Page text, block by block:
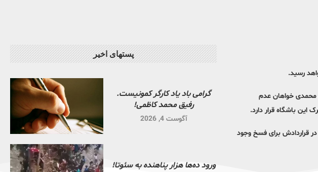
رسید.
محمدی خواهان عدم
باشگاه قرار دارد.
قراردادش برای فسخ وجود
پستهای اخیر
گرامی باد یاد کارگر کمونیست.
رفیق محمد کاظمی!
آگوست 4, 2026
ورود ده‌ها هزار پناهنده به سئوتا!